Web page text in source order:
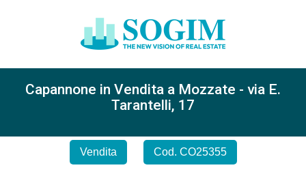
Capannone in Vendita a Mozzate - via E.
Tarantelli, 17
Vendita Cod. CO25355